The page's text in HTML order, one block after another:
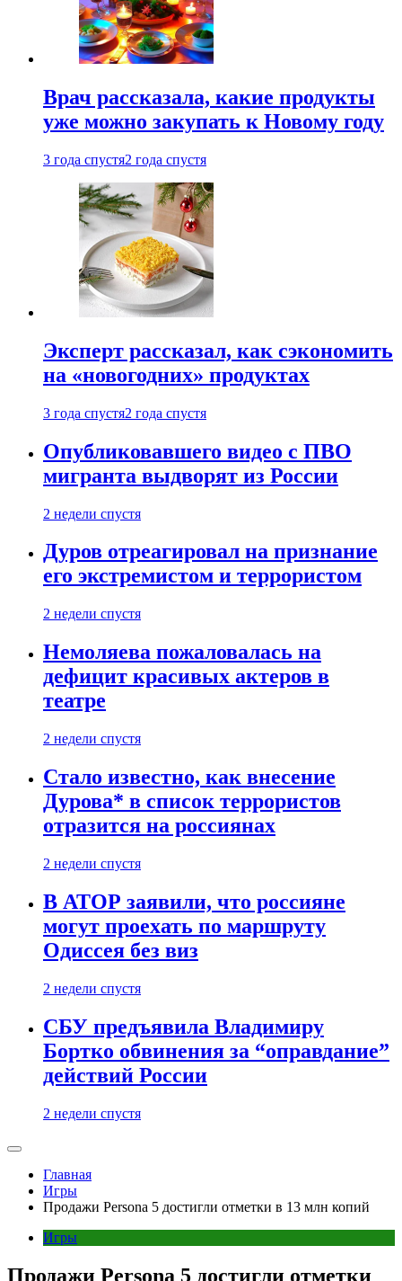
Врач рассказала, какие продукты
уже можно закупать к Новому году
3 года спустя2 года спустя
Эксперт рассказал, как сэкономить
на «новогодних» продуктах
3 года спустя2 года спустя
Опубликовавшего видео с ПВО
мигранта выдворят из России
2 недели спустя
Дуров отреагировал на признание
его экстремистом и террористом
2 недели спустя
Немоляева пожаловалась на
дефицит красивых актеров в
театре
2 недели спустя
Стало известно, как внесение
Дурова* в список террористов
отразится на россиянах
2 недели спустя
В АТОР заявили, что россияне
могут проехать по маршруту
Одиссея без виз
2 недели спустя
СБУ предъявила Владимиру
Бортко обвинения за “оправдание”
действий России
2 недели спустя
Главная
Игры
Продажи Persona 5 достигли отметки в 13 млн копий
Игры
Продажи Persona 5 достигли отметки